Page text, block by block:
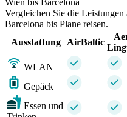
Vergleichen Sie die
Barcelona bis Plane reisen.
Ausstattung
AirBaltic
WLAN
Gepäck
Essen und